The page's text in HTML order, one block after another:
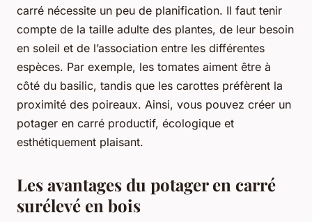
carré nécessite un peu de planification. Il faut tenir
compte de la taille adulte des plantes, de leur besoin
en soleil et de l’association entre les différentes
espèces. Par exemple, les tomates aiment être à
côté du basilic, tandis que les carottes préfèrent la
proximité des poireaux. Ainsi, vous pouvez créer un
potager en carré productif, écologique et
esthétiquement plaisant.
Les avantages du potager en carré
surélevé en bois